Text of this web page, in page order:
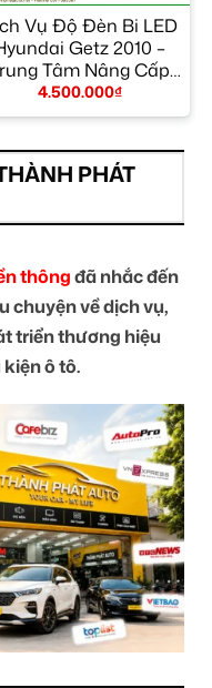
Vụ Độ Đèn Bi LED
Getz 2010 –
Tâm Nâng Cấp
Đèn Chính Hãng
TPHCM
4.500.000₫
PHÁT
thôngđã nhắc đến
chuyện về dịch vụ,
triển thương hiệu
ô tô.